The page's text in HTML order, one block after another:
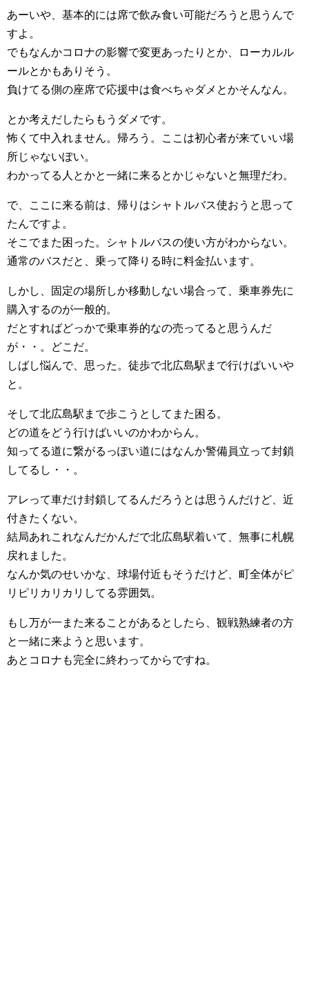
あーいや、基本的には席で飲み食い可能だろうと思うんで
すよ。
でもなんかコロナの影響で変更あったりとか、ローカルル
ールとかもありそう。
負けてる側の座席で応援中は食べちゃダメとかそんなん。
とか考えだしたらもうダメです。
怖くて中入れません。帰ろう。ここは初心者が来ていい場
所じゃないぽい。
わかってる人とかと一緒に来るとかじゃないと無理だわ。
で、ここに来る前は、帰りはシャトルバス使おうと思って
たんですよ。
そこでまた困った。シャトルバスの使い方がわからない。
通常のバスだと、乗って降りる時に料金払います。
しかし、固定の場所しか移動しない場合って、乗車券先に
購入するのが一般的。
だとすればどっかで乗車券的なの売ってると思うんだ
が・・。どこだ。
しばし悩んで、思った。徒歩で北広島駅まで行けばいいや
と。
そして北広島駅まで歩こうとしてまた困る。
どの道をどう行けばいいのかわからん。
知ってる道に繋がるっぽい道にはなんか警備員立って封鎖
してるし・・。
アレって車だけ封鎖してるんだろうとは思うんだけど、近
付きたくない。
結局あれこれなんだかんだで北広島駅着いて、無事に札幌
戻れました。
なんか気のせいかな、球場付近もそうだけど、町全体がピ
リピリカリカリしてる雰囲気。
もし万が一また来ることがあるとしたら、観戦熟練者の方
と一緒に来ようと思います。
あとコロナも完全に終わってからですね。